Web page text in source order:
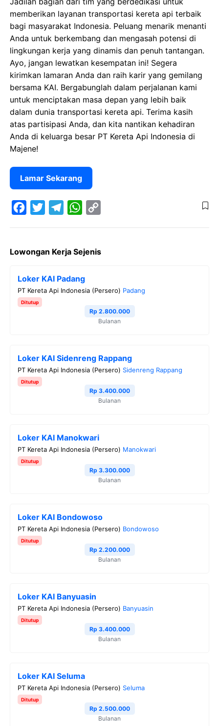
memberikan layanan transportasi kereta api terbaik
bagi masyarakat Indonesia. Peluang menarik menanti
Anda untuk berkembang dan mengasah potensi di
lingkungan kerja yang dinamis dan penuh tantangan.
Ayo, jangan lewatkan kesempatan ini! Segera
kirimkan lamaran Anda dan raih karir yang gemilang
bersama KAI. Bergabunglah dalam perjalanan kami
untuk menciptakan masa depan yang lebih baik
dalam dunia transportasi kereta api. Terima kasih
atas partisipasi Anda, dan kita nantikan kehadiran
Anda di keluarga besar PT Kereta Api Indonesia di
Majene!
Lamar Sekarang
c
i
t
e
r
l
g
r
a
s
A
p
i
n
Lowongan Kerja Sejenis
Loker KAI Padang
PT Kereta Api Indonesia (Persero) Padang
Ditutup
Rp 2.800.000
Bulanan
Loker KAI Sidenreng Rappang
PT Kereta Api Indonesia (Persero) Sidenreng Rappang
Ditutup
Rp 3.400.000
Bulanan
Loker KAI Manokwari
PT Kereta Api Indonesia (Persero) Manokwari
Ditutup
Rp 3.300.000
Bulanan
Loker KAI Bondowoso
PT Kereta Api Indonesia (Persero) Bondowoso
Ditutup
Rp 2.200.000
Bulanan
Loker KAI Banyuasin
PT Kereta Api Indonesia (Persero) Banyuasin
Ditutup
Rp 3.400.000
Bulanan
Loker KAI Seluma
PT Kereta Api Indonesia (Persero) Seluma
Ditutup
Rp 2.500.000
Bulanan